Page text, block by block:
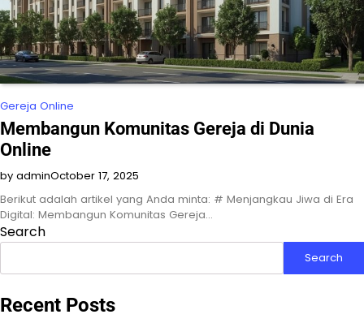
Gereja Online
Membangun Komunitas Gereja di Dunia
Online
by adminOctober 17, 2025
Berikut adalah artikel yang Anda minta: # Menjangkau Jiwa di Era
Digital: Membangun Komunitas Gereja…
Search
Search
Recent Posts